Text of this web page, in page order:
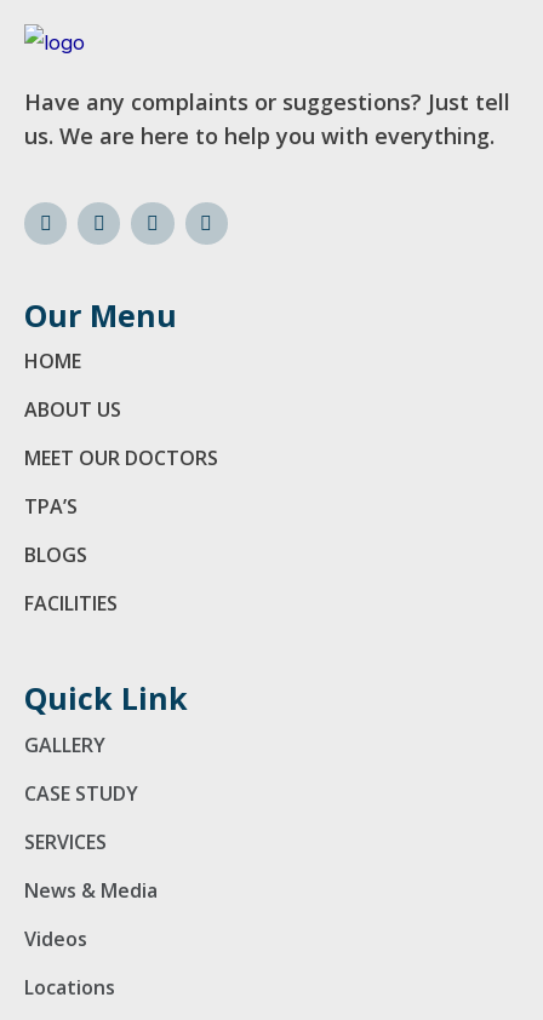
Have any complaints or suggestions? Just tell
us. We are here to help you with everything.
Our Menu
HOME
ABOUT US
MEET OUR DOCTORS
TPA’S
BLOGS
FACILITIES
Quick Link
GALLERY
CASE STUDY
SERVICES
News & Media
Videos
Locations